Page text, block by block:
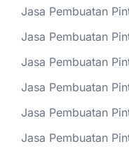
Jasa Pembuatan
Jasa Pembuatan
Jasa Pembuatan
Jasa Pembuatan
Jasa Pembuatan
Jasa Pembuatan